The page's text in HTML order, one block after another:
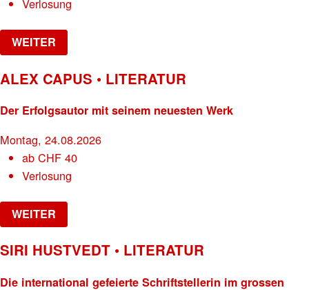
Verlosung
WEITER
ALEX CAPUS • LITERATUR
Der Erfolgsautor mit seinem neuesten Werk
Montag, 24.08.2026
abCHF 40
Verlosung
WEITER
SIRI HUSTVEDT • LITERATUR
Die international gefeierte Schriftstellerin im grossen